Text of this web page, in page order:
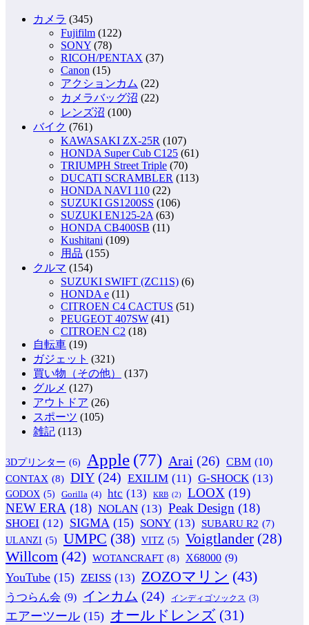
カメラ (345)
Fujifilm (122)
SONY (78)
RICOH/PENTAX (37)
Canon (15)
アクションカム (22)
カメラバッグ沼 (22)
レンズ沼 (100)
バイク (761)
KAWASAKI ZX-25R (107)
HONDA Super Cub C125 (61)
TRIUMPH Street Triple (70)
DUCATI SCRAMBLER (113)
HONDA NAVI 110 (22)
SUZUKI GS1200SS (106)
SUZUKI EN125-2A (63)
HONDA CB400SB (11)
Kushitani (109)
用品 (155)
クルマ (154)
SUZUKI SWIFT (ZC11S) (6)
HONDA e (11)
CITROEN C4 CACTUS (51)
PEUGEOT 407SW (41)
CITROEN C2 (18)
自転車 (19)
ガジェット (321)
買い物（その他）
(137)
グルメ (127)
アウトドア (26)
スポーツ (105)
雑記 (113)
3Dプリンター (6) Apple (77) Arai (26) CBM (10)
CONTAX (8) DIY (24) EXILIM (11) G-SHOCK (13)
GODOX (5) Gorilla (4) htc (13) KRB (2) LOOX (19)
NEW ERA (18) NOLAN (13) Peak Design (18)
SHOEI (12) SIGMA (15) SONY (13) SUBARU R2 (7)
ULANZI (5) UMPC (38) VITZ (5) Voigtlander (28)
Willcom (42) WOTANCRAFT (8) X68000 (9)
YouTube (15) ZEISS (13) ZOZOマリン (43)
うつらん会 (9) インカム (24) インディゴソックス (3)
エアーツール (15) オールドレンズ (31)